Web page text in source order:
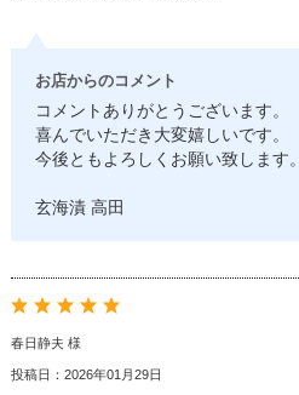
お店からのコメント
コメントありがとうございます。
喜んでいただき大変嬉しいです。
今後ともよろしくお願い致します。
玄海漬 高田
春日静夫 様
投稿日：2026年01月29日